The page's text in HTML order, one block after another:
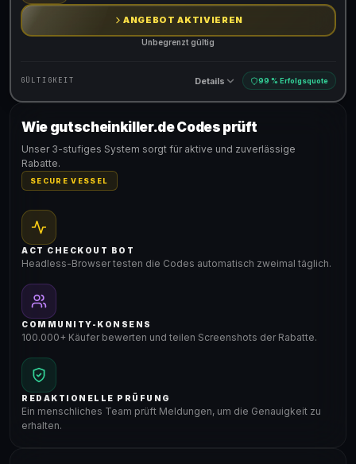
ANGEBOT AKTIVIEREN
Unbegrenzt gültig
GÜLTIGKEIT Details 99 % Erfolgsquote
Gültig für teilnehmende Produkte
Wie gutscheinkiller.de Codes prüft
Unser 3-stufiges System sorgt für aktive und zuverlässige
Rabatte.
SECURE VESSEL
ACT CHECKOUT BOT
Headless-Browser testen die Codes automatisch zweimal täglich.
COMMUNITY-KONSENS
100.000+ Käufer bewerten und teilen Screenshots der Rabatte.
REDAKTIONELLE PRÜFUNG
Ein menschliches Team prüft Meldungen, um die Genauigkeit zu
erhalten.